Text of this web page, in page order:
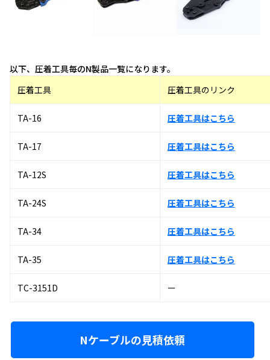
以下、圧着工具毎のN製品一覧になります。
圧着工具
圧着工具のリンク
TA-16 圧着工具はこちら
TA-17 圧着工具はこちら
TA-12S 圧着工具はこちら
TA-24S 圧着工具はこちら
TA-34 圧着工具はこちら
TA-35 圧着工具はこちら
TC-3151D ー
Nケーブルの見積依頼